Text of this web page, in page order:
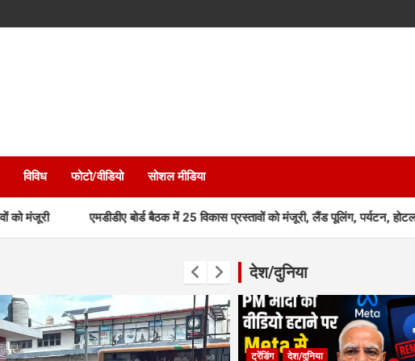
विविध फोटो/वीडियो सोशल मीडिया
एमडीडीए बोर्ड बैठक में 25 विकास प्रस्तावों को मंजूरी, लैंड पूलिंग, पर्यटन, होटल, औद्योगिक
देश/दुनिया
ट्रेंडिंग देश/दुनिया